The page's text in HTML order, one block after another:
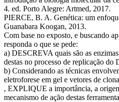
4. ed. Porto Alegre: Artmed, 2017.
PIERCE, B. A. Genética: um
Guanabara Koogan, 2013.
Com base no exposto, e buscando
responda o que se pede:
a) DESCREVA quais são as
destas no processo de replicação do
b) Considerando as técnicas
eletroforese em gel e vetores de
, EXPLIQUE a importância, a
mecanismo de ação destas